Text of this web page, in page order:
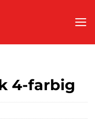
4-farbig